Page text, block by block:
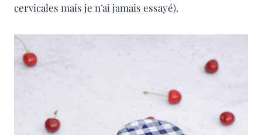
cervicales mais je n’ai jamais essayé).